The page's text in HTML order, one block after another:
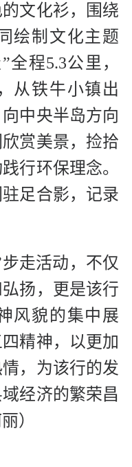
文化衫，围绕
绘制文化主题
程5.3公里，
从铁牛小镇出
中央半岛方向
赏美景，捡拾
行环保理念。
足合影，记录
走活动，不仅
扬，更是该行
风貌的集中展
精神，以更加
，为该行的发
经济的繁荣昌
）